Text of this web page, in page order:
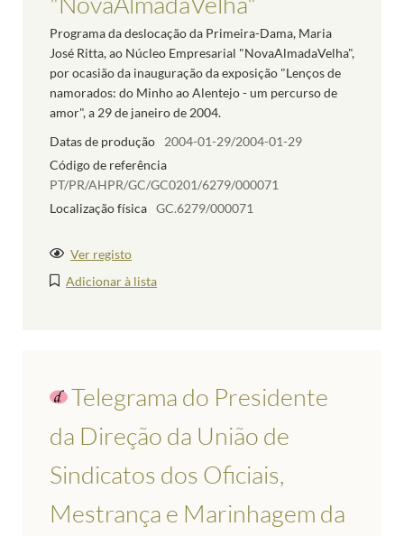
Programa da deslocação da Primeira-Dama, Maria
José Ritta, ao Núcleo Empresarial "NovaAlmadaVelha",
por ocasião da inauguração da exposição "Lenços de
namorados: do Minho ao Alentejo - um percurso de
amor", a 29 de janeiro de 2004.
Datas de produção
2004-01-29/2004-01-29
Código de referência
PT/PR/AHPR/GC/GC0201/6279/000071
Localização física GC.6279/000071
Ver registo
Adicionar à lista
Telegrama do Presidente
da Direção da União de
Sindicatos dos Oficiais,
Mestrança e Marinhagem da